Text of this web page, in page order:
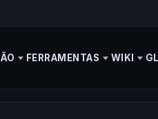
FERRAMENTAS WIKI